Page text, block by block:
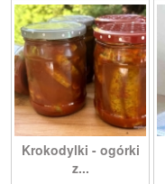
Krokodylki - ogórki
z...